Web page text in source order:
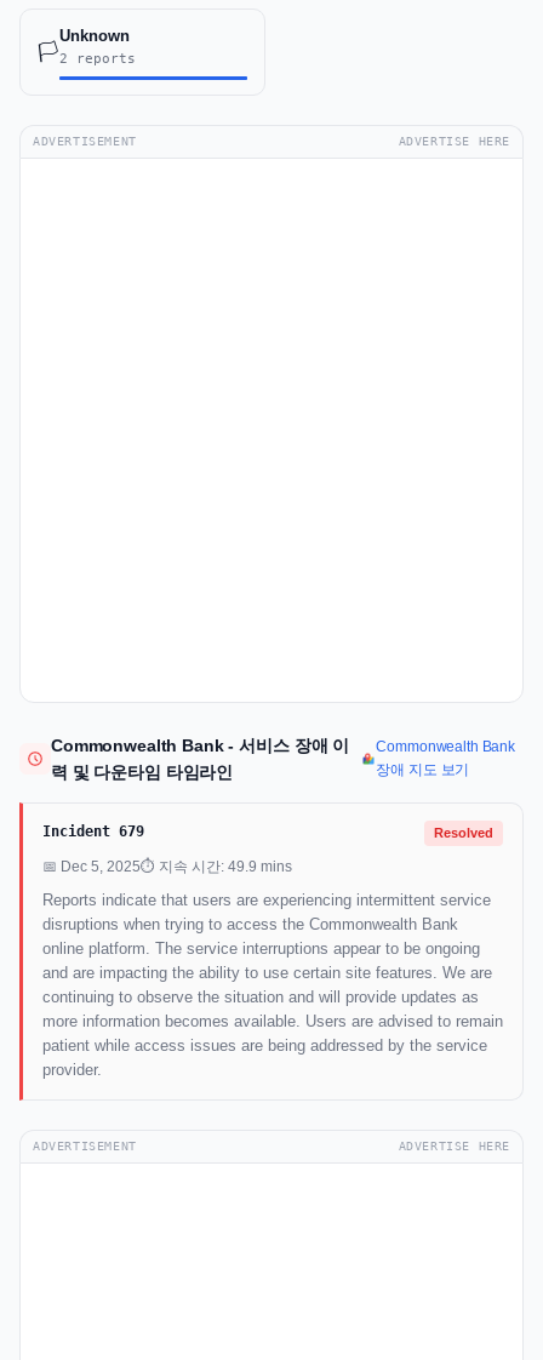
🏳️
Unknown
2 reports
ADVERTISEMENT ADVERTISE HERE
Commonwealth Bank - 서비스 장애 이
력 및 다운타임 타임라인
Commonwealth Bank
장애 지도 보기
Incident 679 Resolved
📅 Dec 5, 2025⏱ 지속 시간: 49.9 mins
Reports indicate that users are experiencing intermittent service
disruptions when trying to access the Commonwealth Bank
online platform. The service interruptions appear to be ongoing
and are impacting the ability to use certain site features. We are
continuing to observe the situation and will provide updates as
more information becomes available. Users are advised to remain
patient while access issues are being addressed by the service
provider.
ADVERTISEMENT ADVERTISE HERE